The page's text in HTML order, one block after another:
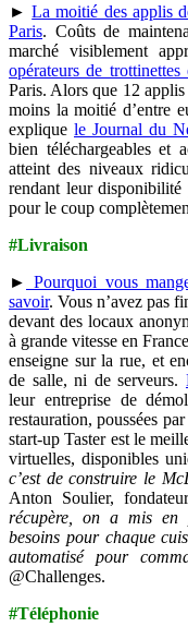
►La moitié des applis
Paris. Coûts de
marché visiblement
opérateurs de trottinettes
Paris. Alors que 12 applis
moins la moitié d’entre
explique le Journal du
bien téléchargeables et
atteint des niveaux
rendant leur disponibilité
pour le coup
#Livraison
► Pourquoi vous
savoir. Vous n’avez pas
devant des locaux
à grande vitesse en
enseigne sur la rue, et
de salle, ni de serveurs.
leur entreprise de
restauration, poussées
start-up Taster est le
virtuelles, disponibles
c’est de construire le
Anton Soulier,
récupère, on a mis en
besoins pour chaque
automatisé pour
@Challenges.
#Téléphonie